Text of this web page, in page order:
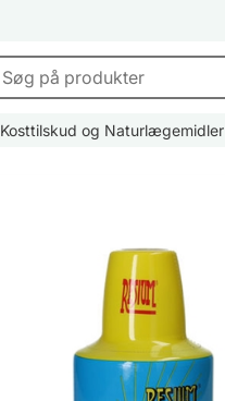
Kosttilskud og Naturlægemidler